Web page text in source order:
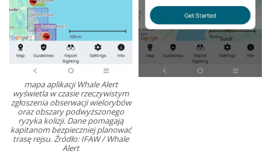
mapa aplikacji Whale Alert
wyświetla w czasie rzeczywistym
zgłoszenia obserwacji wielorybów
oraz obszary podwyższonego
ryzyka kolizji. Dane pomagają
kapitanom bezpieczniej planować
trasę rejsu. Źródło: IFAW / Whale
Alert